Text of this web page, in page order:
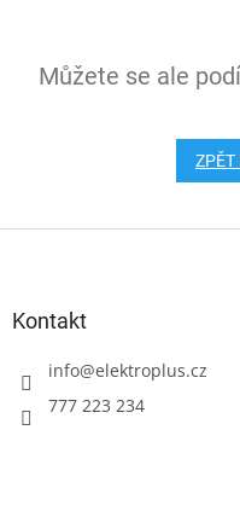
Můžete se ale
ZPĚT
Kontakt
info@elektroplus.cz
777 223 234